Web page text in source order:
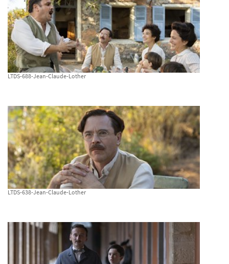
LTDS-688-Jean-Claude-Lother
LTDS-638-Jean-Claude-Lother